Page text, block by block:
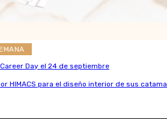
Day el 24 de septiembre
HIMACS para el diseño interior de sus